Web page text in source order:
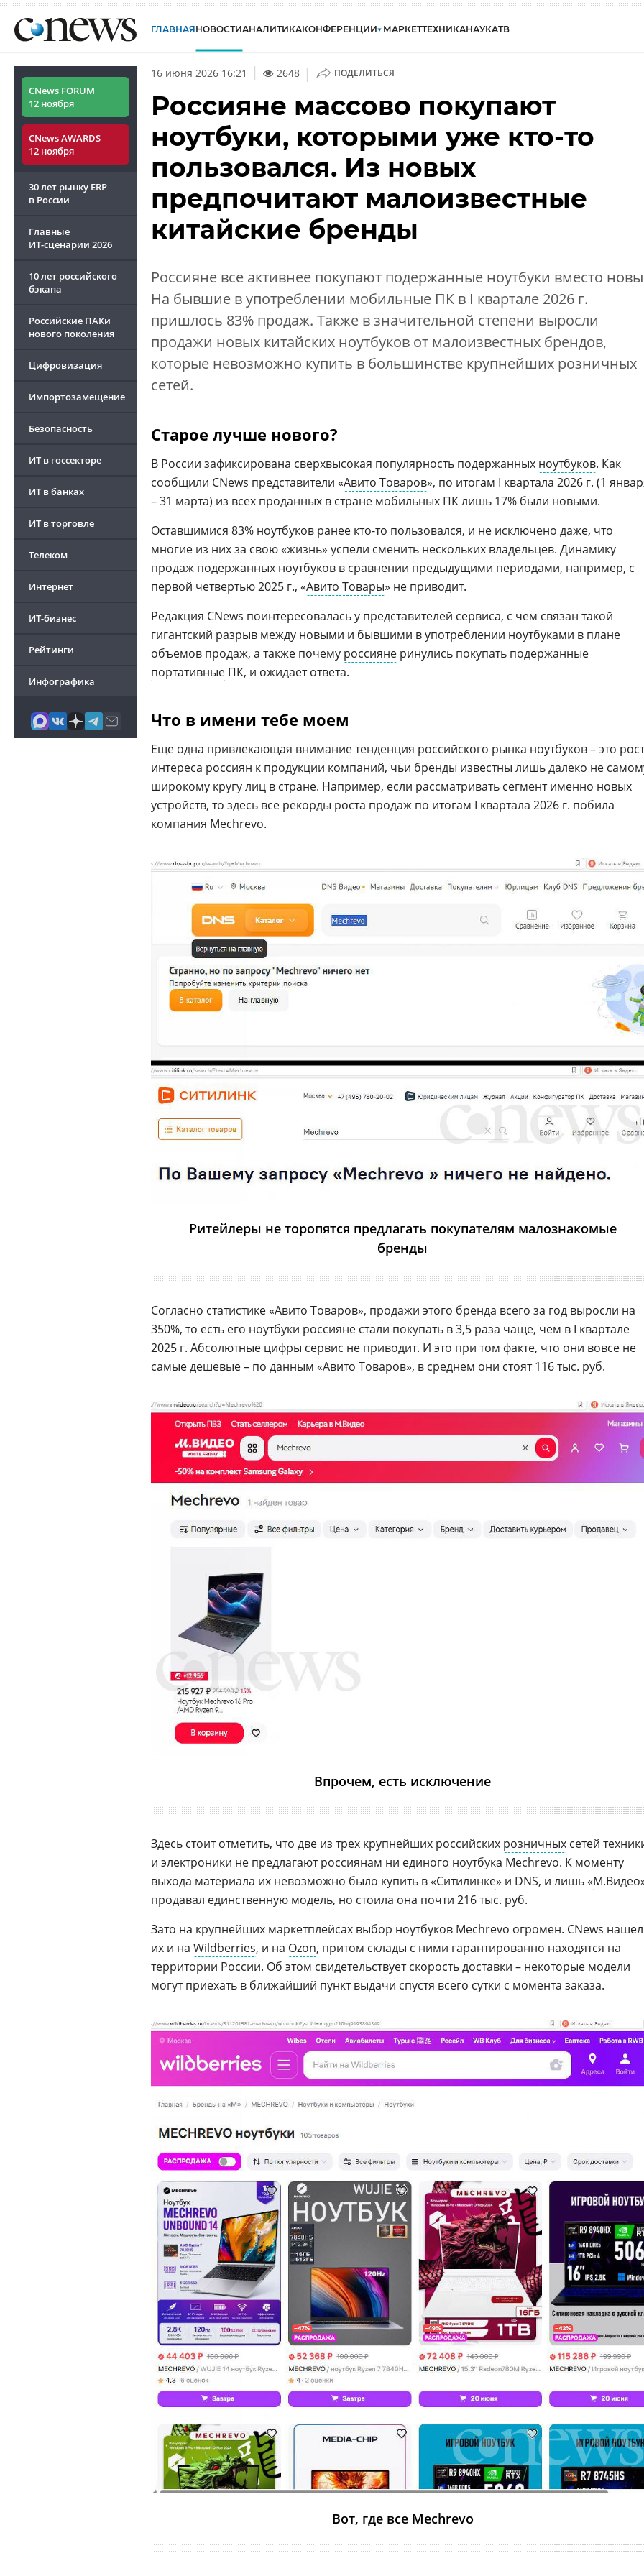
ГЛАВНАЯНОВОСТИАНАЛИТИКАКОНФЕРЕНЦИИ МАРКЕТТЕХНИКАНАУКАТВ
CNews FORUM
12 ноября
CNews AWARDS
12 ноября
30 лет рынку ERP
в России
Главные
ИТ-сценарии 2026
10 лет российского
бэкапа
Российские ПАКи
нового поколения
Цифровизация
Импортозамещение
Безопасность
ИТ в госсекторе
ИТ в банках
ИТ в торговле
Телеком
Интернет
ИТ-бизнес
Рейтинги
Инфографика
16 июня 2026 16:21 2648 | ПОДЕЛИТЬСЯ
Россияне массово покупают
ноутбуки, которыми уже кто-то
пользовался. Из новых
предпочитают малоизвестные
китайские бренды
Россияне все активнее покупают подержанные ноутбуки вместо
На бывшие в употреблении мобильные ПК в I квартале 2026 г.
пришлось 83% продаж. Также в значительной степени выросли
продажи новых китайских ноутбуков от малоизвестных брендов,
которые невозможно купить в большинстве крупнейших розничных
сетей.
Старое лучше нового?
В России зафиксирована сверхвысокая популярность подержанных ноутбуков. Как
сообщили CNews представители «Авито Товаров», по итогам I квартала 2026 г. (1
– 31 марта) из всех проданных в стране мобильных ПК лишь 17% были новыми.
Оставшимися 83% ноутбуков ранее кто-то пользовался, и не исключено даже, что
многие из них за свою «жизнь» успели сменить нескольких владельцев. Динамику
продаж подержанных ноутбуков в сравнении предыдущими периодами, например, с
первой четвертью 2025 г., «Авито Товары» не приводит.
Редакция CNews поинтересовалась у представителей сервиса, с чем связан такой
гигантский разрыв между новыми и бывшими в употреблении ноутбуками в плане
объемов продаж, а также почему россияне ринулись покупать подержанные
портативные ПК, и ожидает ответа.
Что в имени тебе моем
Еще одна привлекающая внимание тенденция российского рынка ноутбуков – это рост
интереса россиян к продукции компаний, чьи бренды известны лишь далеко не
широкому кругу лиц в стране. Например, если рассматривать сегмент именно новых
устройств, то здесь все рекорды роста продаж по итогам I квартала 2026 г. побила
компания Mechrevo.
Ритейлеры не торопятся предлагать покупателям малознакомые
бренды
Согласно статистике «Авито Товаров», продажи этого бренда всего за год выросли на
350%, то есть его ноутбуки россияне стали покупать в 3,5 раза чаще, чем в I квартале
2025 г. Абсолютные цифры сервис не приводит. И это при том факте, что они вовсе не
самые дешевые – по данным «Авито Товаров», в среднем они стоят 116 тыс. руб.
Впрочем, есть исключение
Здесь стоит отметить, что две из трех крупнейших российских розничных сетей
и электроники не предлагают россиянам ни единого ноутбука Mechrevo. К моменту
выхода материала их невозможно было купить в «Ситилинке» и DNS, и лишь «М.Видео
продавал единственную модель, но стоила она почти 216 тыс. руб.
Зато на крупнейших маркетплейсах выбор ноутбуков Mechrevo огромен. CNews нашел
их и на Wildberries, и на Ozon, притом склады с ними гарантированно находятся на
территории России. Об этом свидетельствует скорость доставки – некоторые модели
могут приехать в ближайший пункт выдачи спустя всего сутки с момента заказа.
Вот, где все Mechrevo